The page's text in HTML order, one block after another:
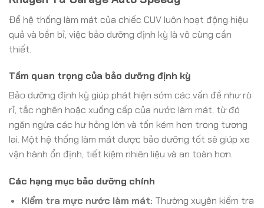
Để hệ thống làm mát của chiếc CUV luôn hoạt động hiệu
quả và bền bỉ, việc bảo dưỡng định kỳ là vô cùng cần
thiết.
Tầm quan trọng của bảo dưỡng định kỳ
Bảo dưỡng định kỳ giúp phát hiện sớm các vấn đề như rò
rỉ, tắc nghẽn hoặc xuống cấp của nước làm mát, từ đó
ngăn ngừa các hư hỏng lớn và tốn kém hơn trong tương
lai. Một hệ thống làm mát được bảo dưỡng tốt sẽ giúp xe
vận hành ổn định, tiết kiệm nhiên liệu và an toàn hơn.
Các hạng mục bảo dưỡng chính
Kiểm tra mực nước làm mát: Thường xuyên kiểm tra